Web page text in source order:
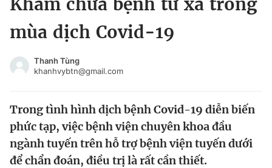
Chào ngày mới
Tin thị trường Tin 360
Video Magazine
Đổi mật khẩu
Tin đã lưu
Tin đã xem
mùa dịch Covid-19
Thanh Tùng
khanhvybtn@gmail.com
Trong tình hình dịch bệnh Covid-19 diễn biến
phức tạp, việc bệnh viện chuyên khoa đầu
ngành tuyến trên hỗ trợ bệnh viện tuyến dưới
để chẩn đoán, điều trị là rất cần thiết.